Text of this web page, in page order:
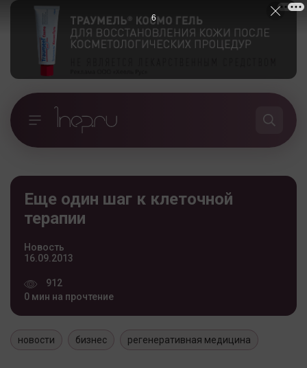
Еще один шаг к клеточной
терапии
Новость
16.09.2013
912
0 мин на прочтение
новости бизнес регенеративная медицина
6